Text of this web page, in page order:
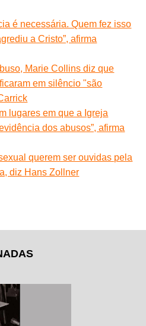
é necessária. Quem fez isso
a Cristo”, afirma
Marie Collins diz que
em silêncio "são
lugares em que a Igreja
dos abusos”, afirma
querem ser ouvidas pela
diz Hans Zollner